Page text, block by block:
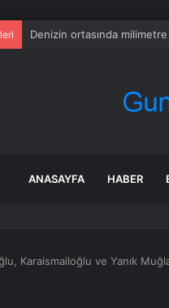
Denizin ortasında
ANASAYFA HABER
Karaismailoğlu ve Yanık